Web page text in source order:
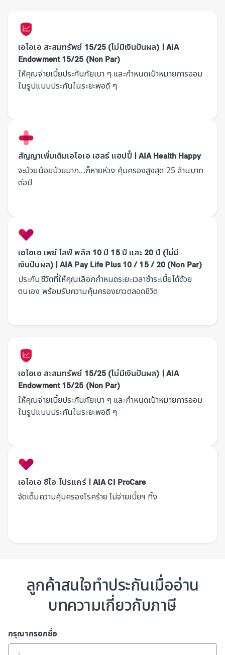
เอไอเอ สะสมทรัพย์ 15/25 (ไม่มีเงินปันผล) | AIA
Endowment 15/25 (Non Par)
ให้คุณจ่ายเบี้ยประกันภัยเบา ๆ และกำหนดเป้าหมายการออม
ในรูปแบบประกันในระยะพอดี ๆ
สัญญาเพิ่มเติมเอไอเอ เฮลธ์ แฮปปี้ | AIA Health Happy
จะป่วยน้อยป่วยมาก...ก็หายห่วง คุ้มครองสูงสุด 25 ล้านบาท
ต่อปี
เอไอเอ เพย์ ไลฟ์ พลัส 10 ปี 15 ปี และ 20 ปี (ไม่มี
เงินปันผล) | AIA Pay Life Plus 10 / 15 / 20 (Non Par)
ประกันชีวิตที่ให้คุณเลือกกำหนดระยะเวลาชำระเบี้ยได้ด้วย
ตนเอง พร้อมรับความคุ้มครองยาวตลอดชีวิต
เอไอเอ สะสมทรัพย์ 15/25 (ไม่มีเงินปันผล) | AIA
Endowment 15/25 (Non Par)
ให้คุณจ่ายเบี้ยประกันภัยเบา ๆ และกำหนดเป้าหมายการออม
ในรูปแบบประกันในระยะพอดี ๆ
เอไอเอ ซีไอ โปรแคร์ | AIA CI ProCare
จัดเต็มความคุ้มครองโรคร้าย ไม่จ่ายเบี้ยฯ ทิ้ง
ลูกค้าสนใจทำประกันเมื่ออ่าน
บทความเกี่ยวกับภาษี
กรุณากรอกชื่อ